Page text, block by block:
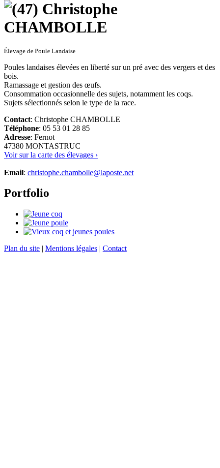
Élevage de Poule Landaise
Poules landaises élevées en liberté sur un pré avec des vergers et des
bois.
Ramassage et gestion des œufs.
Consommation occasionnelle des sujets, notamment les coqs.
Sujets sélectionnés selon le type de la race.
Contact: Christophe CHAMBOLLE
Téléphone: 05 53 01 28 85
Adresse: Fernot
47380 MONTASTRUC
Voir sur la carte des élevages ›
Email: christophe.chambolle@laposte.net
Portfolio
Plan du site | Mentions légales | Contact